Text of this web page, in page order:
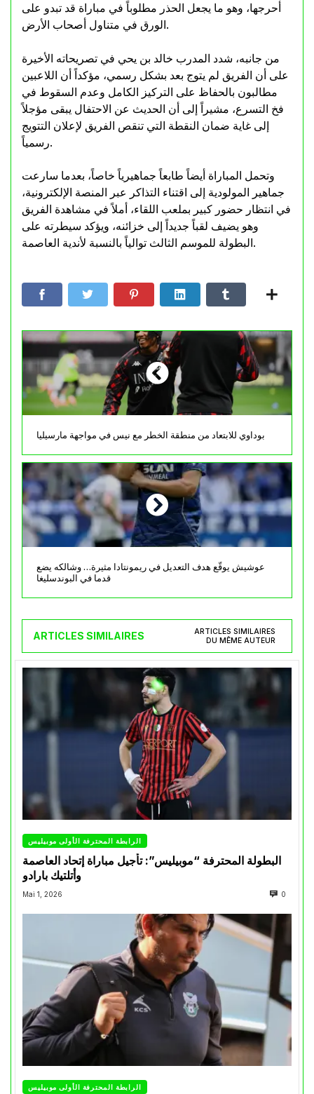
أحرجها، وهو ما يجعل الحذر مطلوباً في مباراة قد تبدو على
الورق في متناول أصحاب الأرض.
من جانبه، شدد المدرب خالد بن يحي في تصريحاته الأخيرة
على أن الفريق لم يتوج بعد بشكل رسمي، مؤكداً أن اللاعبين
مطالبون بالحفاظ على التركيز الكامل وعدم السقوط في
فخ التسرع، مشيراً إلى أن الحديث عن الاحتفال يبقى مؤجلاً
إلى غاية ضمان النقطة التي تنقص الفريق لإعلان التتويج
رسمياً.
وتحمل المباراة أيضاً طابعاً جماهيرياً خاصاً، بعدما سارعت
جماهير المولودية إلى اقتناء التذاكر عبر المنصة الإلكترونية،
في انتظار حضور كبير بملعب اللقاء، أملاً في مشاهدة الفريق
وهو يضيف لقباً جديداً إلى خزائنه، ويؤكد سيطرته على
البطولة للموسم الثالث توالياً بالنسبة لأندية العاصمة.
بوداوي للابتعاد من منطقة الخطر مع نيس في مواجهة مارسيليا
عوشيش يوقّع هدف التعديل في ريمونتادا مثيرة… وشالكه يضع
قدما في البوندسليغا
ARTICLES SIMILAIRES
ARTICLES SIMILAIRES
DU MÊME AUTEUR
الرابطة المحترفة الأولى موبيليس
البطولة المحترفة “موبيليس”: تأجيل مباراة إتحاد العاصمة
وأتلتيك بارادو
Mai 1, 2026 0
الرابطة المحترفة الأولى موبيليس